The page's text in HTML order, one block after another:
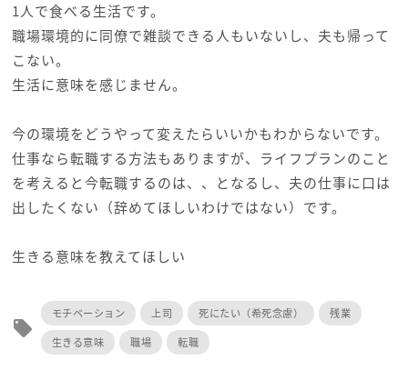
1人で食べる生活です。
職場環境的に同僚で雑談できる人もいないし、夫も帰って
こない。
生活に意味を感じません。
今の環境をどうやって変えたらいいかもわからないです。
仕事なら転職する方法もありますが、ライフプランのこと
を考えると今転職するのは、、となるし、夫の仕事に口は
出したくない（辞めてほしいわけではない）です。
生きる意味を教えてほしい
local_offer
モチベーション 上司 死にたい（希死念慮）
残業
生きる意味
職場 転職